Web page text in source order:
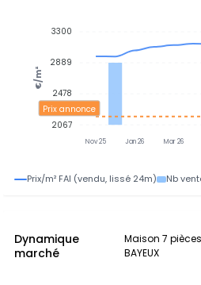
Nov 25 Jan 26 Mar 26
Prix annonce
3300
2889
2478
2067
€/m²
Prix/m² FAI (vendu, lissé 24m) Nb
Dynamique
marché
Maison 7
BAYEUX